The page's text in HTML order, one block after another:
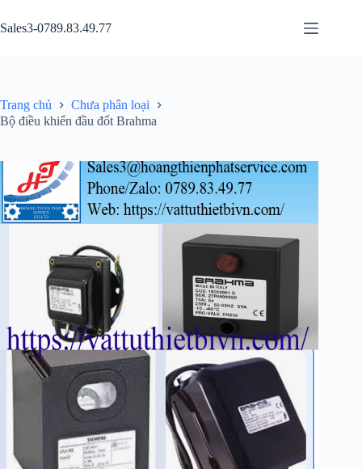
đến
phần
Sales3-0789.83.49.77
Trang chủ
Chưa phân loại
Bộ điều khiển đầu đốt Brahma